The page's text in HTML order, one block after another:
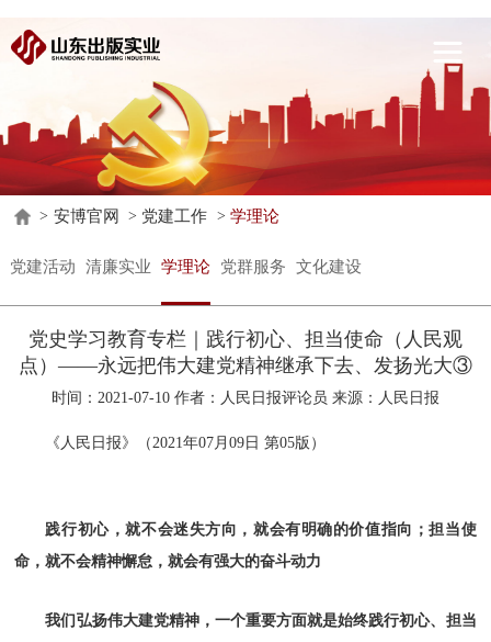
官
网
于
我
惠
州
博
党
工
务
企
> 安博官网 > 党建工作 > 学理论
党建活动 清廉实业 学理论 党群服务 文化建设
党史学习教育专栏｜践行初心、担当使命（人民观
点）——永远把伟大建党精神继承下去、发扬光大③
时间： 2021-07-10 作者：人民日报评论员 来源：人民日报
《人民日报》（2021年07月09日 第05版）
践行初心，就不会迷失方向，就会有明确的价值指向；担当使
命，就不会精神懈怠，就会有强大的奋斗动力
我们弘扬伟大建党精神，一个重要方面就是始终践行初心、担当